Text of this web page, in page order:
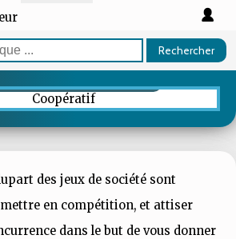
Rechercher
jeux coopératifs
des jeux de société sont
en compétition, et attiser
dans le but de vous donner